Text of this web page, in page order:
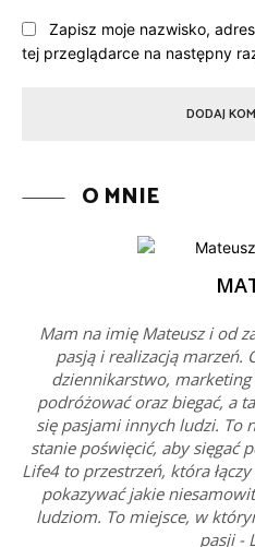
Zapisz moje nazwisko,
tej przeglądarce na następny
O MNIE
Mam na imię Mateusz i od
pasją i realizacją marzeń.
dziennikarstwo,
podróżować oraz biegać, a
się pasjami innych ludzi. To
stanie poświęcić, aby sięgać
Life4 to przestrzeń, która
pokazywać jakie
ludziom. To miejsce, w
pasji -